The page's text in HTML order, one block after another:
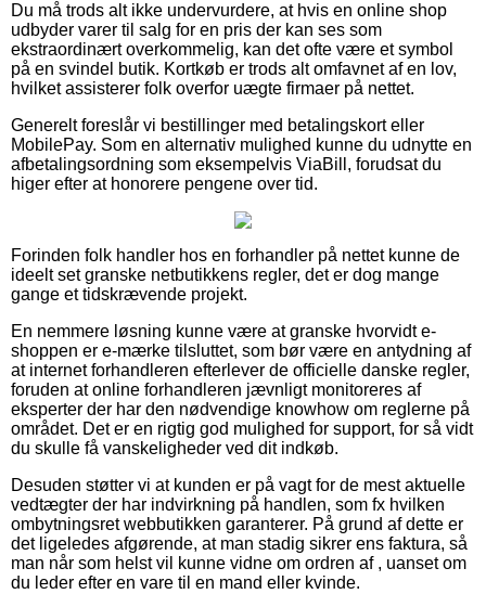
Du må trods alt ikke undervurdere, at hvis en online shop
udbyder varer til salg for en pris der kan ses som
ekstraordinært overkommelig, kan det ofte være et symbol
på en svindel butik. Kortkøb er trods alt omfavnet af en lov,
hvilket assisterer folk overfor uægte firmaer på nettet.
Generelt foreslår vi bestillinger med betalingskort eller
MobilePay. Som en alternativ mulighed kunne du udnytte en
afbetalingsordning som eksempelvis ViaBill, forudsat du
higer efter at honorere pengene over tid.
Forinden folk handler hos en forhandler på nettet kunne de
ideelt set granske netbutikkens regler, det er dog mange
gange et tidskrævende projekt.
En nemmere løsning kunne være at granske hvorvidt e-
shoppen er e-mærke tilsluttet, som bør være en antydning af
at internet forhandleren efterlever de officielle danske regler,
foruden at online forhandleren jævnligt monitoreres af
eksperter der har den nødvendige knowhow om reglerne på
området. Det er en rigtig god mulighed for support, for så vidt
du skulle få vanskeligheder ved dit indkøb.
Desuden støtter vi at kunden er på vagt for de mest aktuelle
vedtægter der har indvirkning på handlen, som fx hvilken
ombytningsret webbutikken garanterer. På grund af dette er
det ligeledes afgørende, at man stadig sikrer ens faktura, så
man når som helst vil kunne vidne om ordren af , uanset om
du leder efter en vare til en mand eller kvinde.